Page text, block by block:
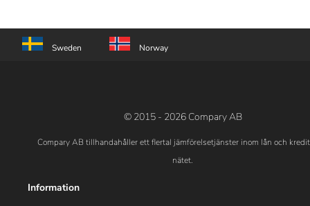
Sweden Norway
© 2015 - 2026 Compary AB
Compary AB tillhandahåller ett flertal jämförelsetjänster inom lån och
nätet.
Information